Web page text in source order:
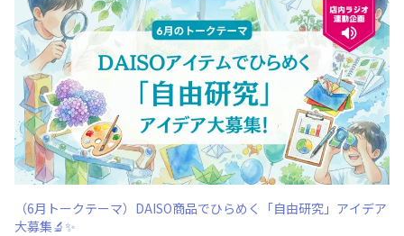
（6月トークテーマ）DAISO商品でひらめく「自由研究」アイデア
大募集🔬✨